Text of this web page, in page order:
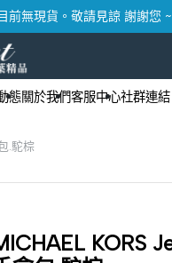
前無現貨。敬請見諒 謝謝您 ~
態關於我們客服中心社群連結
.駝棕
KORS